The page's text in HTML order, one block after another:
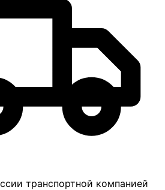
транспортной компанией